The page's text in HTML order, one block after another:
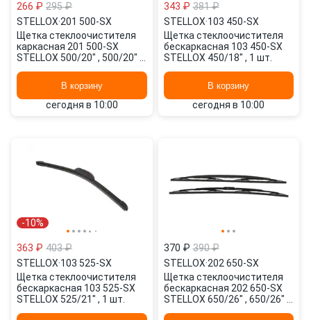
266 ₽ 295 ₽
STELLOX·201 500-SX
Щетка стеклоочистителя
каркасная 201 500-SX
STELLOX 500/20" , 500/20" 2
В корзину
сегодня в 10:00
343 ₽ 381 ₽
STELLOX·103 450-SX
Щетка стеклоочистителя
бескаркасная 103 450-SX
STELLOX 450/18" , 1 шт.
В корзину
сегодня в 10:00
-10%
363 ₽ 403 ₽
STELLOX·103 525-SX
Щетка стеклоочистителя
бескаркасная 103 525-SX
STELLOX 525/21" , 1 шт.
370 ₽ 390 ₽
STELLOX·202 650-SX
Щетка стеклоочистителя
бескаркасная 202 650-SX
STELLOX 650/26" , 650/26" 2